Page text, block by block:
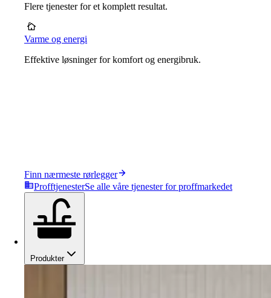
Flere tjenester for et komplett resultat.
Varme og energi
Effektive løsninger for komfort og energibruk.
Finn nærmeste rørlegger
ProfftjenesterSe alle våre tjenester for proffmarkedet
Produkter